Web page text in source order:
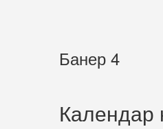
Банер 4
Календар